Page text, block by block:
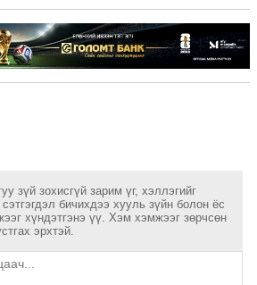
зүй зохисгүй зарим үг, хэллэгийг
бичихдээ хууль зүйн болон ёс
хүндэтгэнэ үү. Хэм хэмжээг зөрчсөн
эрхтэй.